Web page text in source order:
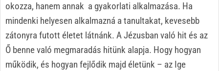
okozza, hanem annak a gyakorlati alkalmazása. Ha
mindenki helyesen alkalmazná a tanultakat, kevesebb
zátonyra futott életet látnánk. A Jézusban való hit és az
Ő benne való megmaradás hitünk alapja. Hogy hogyan
működik, és hogyan fejlődik majd életünk – az Ige